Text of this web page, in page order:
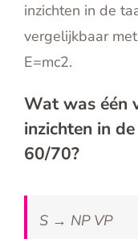
inzichten in de
vergelijkbaar
E=mc2.
Wat was één
inzichten in
60/70?
S → NP VP